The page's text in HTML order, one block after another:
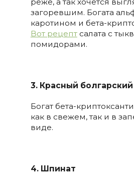
загоревшим. Богата
каротином и бета-
Вот рецептсалата с
помидорами.
3. Красный
Богат бета-
как в свежем, так и в
виде.
4. Шпинат